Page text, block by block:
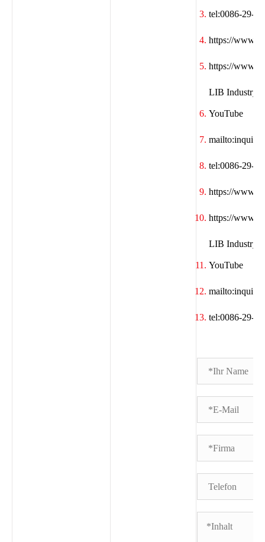
tel:0086-29-
https://
https://
LIB Industry
YouTube
tel:0086-29-
https://
https://
LIB Industry
YouTube
tel:0086-29-